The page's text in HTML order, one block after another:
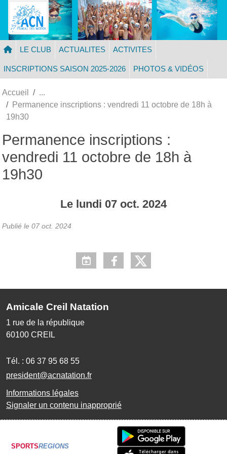
LE CLUB ACTUALITES ACTIVITES
INSCRIPTIONS SAISON 2025-2026 PHOTOS & VIDÉOS
Accueil
Permanence inscriptions : vendredi 11 octobre de 18h à
19h30
Permanence inscriptions :
vendredi 11 octobre de 18h à
19h30
Le lundi 07 oct. 2024
Publié le 07 oct. 2024
Amicale Creil Natation
1 rue de la république
60100 CREIL
Tél. : 06 37 95 68 55
president@acnatation.fr
Informations légales
Signaler un contenu inapproprié
SPORTSREGIONS
Panneau de gestion des cookies